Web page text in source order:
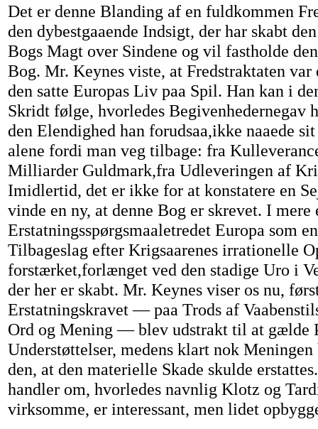
Det er denne Blanding af en fuldkommen
den dybestgaaende Indsigt, der har skabt
Bogs Magt over Sindene og vil fastholde
Bog. Mr. Keynes viste, at Fredstraktaten
den satte Europas Liv paa Spil. Han kan i
Skridt følge, hvorledes Begivenhedernegav
den Elendighed han forudsaa,ikke naaede
alene fordi man veg tilbage: fra
Milliarder Guldmark,fra Udleveringen af
Imidlertid, det er ikke for at konstatere en
vinde en ny, at denne Bog er skrevet. I mere
Erstatningsspørgsmaaletredet Europa som
Tilbageslag efter Krigsaarenes irrationelle
forstærket,forlænget ved den stadige Uro i
der her er skabt. Mr. Keynes viser os nu,
Erstatningskravet — paa Trods af
Ord og Mening — blev udstrakt til at gælde
Understøttelser, medens klart nok
den, at den materielle Skade skulde
handler om, hvorledes navnlig Klotz og
virksomme, er interessant, men lidet